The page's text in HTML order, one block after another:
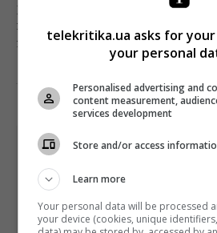
рассказывали об этом проекте.
внимательно к нему
на следующей недел
Поділитись:
telekritika.ua asks for
your personal
Personalised advertising and
content measurement,
services development
Store and/or access
Learn more
Your personal data will be processed
your device (cookies, unique